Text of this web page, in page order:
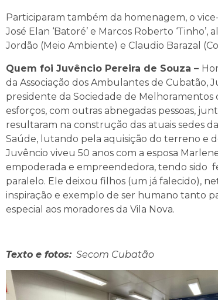
Participaram também da homenagem, o
José Elan ‘Batoré’ e Marcos Roberto
Jordão (Meio Ambiente) e Claudio Barazal
Quem foi Juvêncio Pereira de Souza –
da Associação dos Ambulantes de Cubatão,
presidente da Sociedade de Melhoramentos
esforços, com outras abnegadas pessoas,
resultaram na construção das atuais sedes
Saúde, lutando pela aquisição do terreno e
Juvêncio viveu 50 anos com a esposa
empoderada e empreendedora, tendo sido
paralelo. Ele deixou filhos (um já falecido),
inspiração e exemplo de ser humano tanto
especial aos moradores da Vila Nova.
Texto e fotos:Secom Cubatão